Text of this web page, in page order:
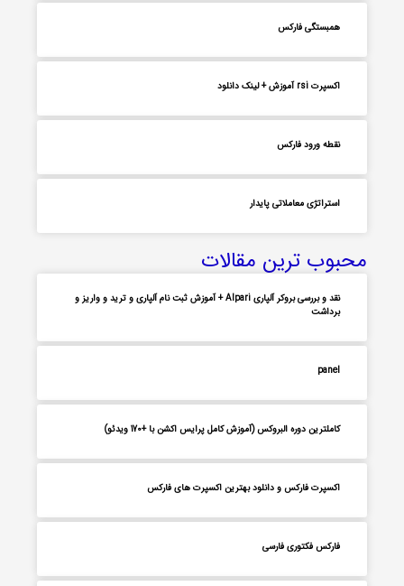
همبستگی فارکس
اکسپرت rsi آموزش + لینک دانلود
نقطه ورود فارکس
استراتژی معاملاتی پایدار
محبوب ترین مقالات
نقد و بررسی بروکر آلپاری Alpari + آموزش ثبت نام آلپاری و ترید و واریز و
برداشت
panel
کاملترین دوره البروکس (آموزش کامل پرایس اکشن با +170 ویدئو)
اکسپرت فارکس و دانلود بهترین اکسپرت های فارکس
فارکس فکتوری فارسی